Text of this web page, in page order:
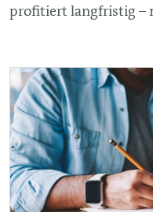
profitiert langfristig –